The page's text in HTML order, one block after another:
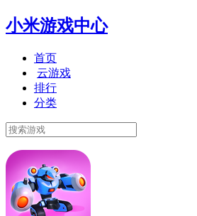
小米游戏中心
首页
云游戏
排行
分类